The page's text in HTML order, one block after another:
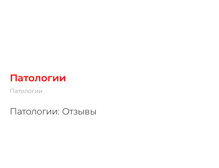
Патологии
Патологии
Патологии: Отзывы